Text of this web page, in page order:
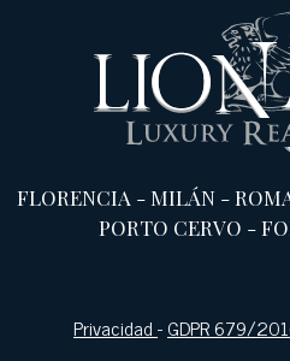
FLORENCIA -MILÁN-
PORTO CERVO -
Privacidad-GDPR 679/